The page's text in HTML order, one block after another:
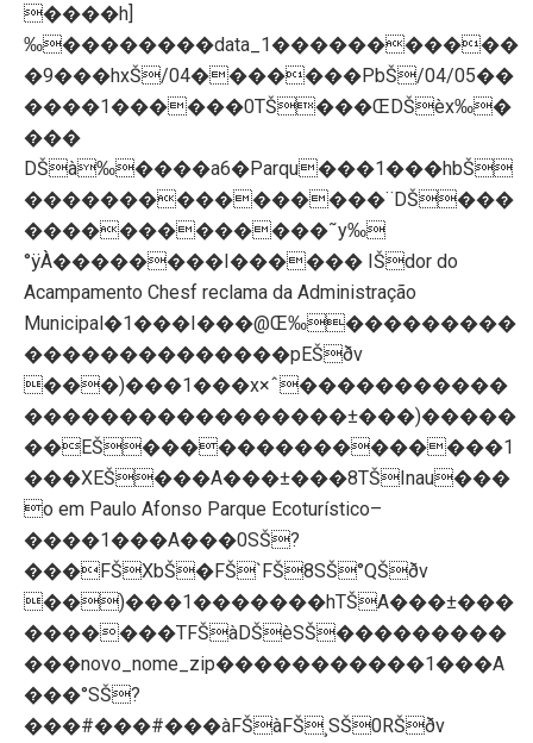
����h]
‰��������data_1�����������
�9���hxŠ/04�������PbŠ/04/05��
����1������0TŠ���ŒDŠèx‰�
���
DŠà‰����a6�Parqu���1���hbŠ
����������������¨DŠ���
�������������˜y‰
°ÿÀ��������I������ IŠdor do
Acampamento Chesf reclama da Administração
Municipal�1���I���@Œ‰���������
��������������pEŠðv
���)���1���x×ˆ�����������
�����������������±���)�����
��EŠ����������������1
���XEŠ���A���±���8TŠInau���
o em Paulo Afonso Parque Ecoturístico–
����1���A���0SŠ?
���FŠXbŠ�FŠ`FŠ8SŠ°QŠðv
��)���1�������hTŠA���±���
�������TFŠàDŠèSŠ���������
���novo_nome_zip�����������1���A
���°SŠ?
���#���#���àFŠàFŠ¸SŠ0RŠðv